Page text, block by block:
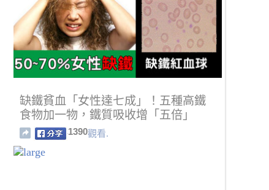
缺鐵貧血「女性達七成」！五種高鐵
食物加一物，鐵質吸收增「五倍」
1390觀看.